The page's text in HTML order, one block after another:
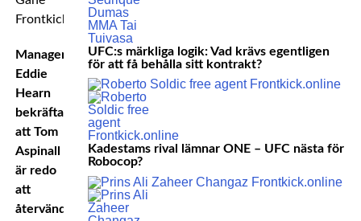
Managern
Eddie
Hearn
bekräftar
att Tom
Aspinall
är redo
att
återvända
UFC:s märkliga logik: Vad krävs egentligen
för att få behålla sitt kontrakt?
Kadestams rival lämnar ONE – UFC nästa för
Robocop?